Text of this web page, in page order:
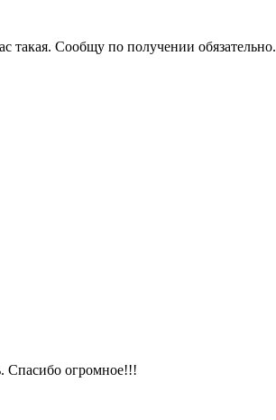
Сообщу по получении обязательно.
Спасибо огромное!!!